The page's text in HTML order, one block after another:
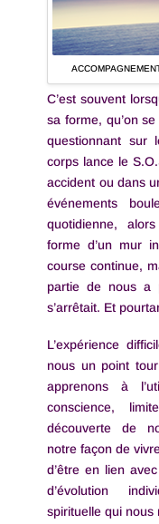
C’est souvent
sa forme, qu’on
questionnant sur
corps lance le
accident ou dans
événements
quotidienne,
forme d’un mur
course continue,
partie de nous a
s’arrêtait. Et
L’expérience
nous un point
apprenons à
conscience,
découverte de
notre façon de
d’être en lien
d’évolution
spirituelle qui nous